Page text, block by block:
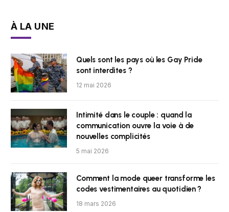
À LA UNE
Quels sont les pays où les Gay Pride
sont interdites ?
12 mai 2026
Intimité dans le couple : quand la
communication ouvre la voie à de
nouvelles complicités
5 mai 2026
Comment la mode queer transforme les
codes vestimentaires au quotidien ?
18 mars 2026